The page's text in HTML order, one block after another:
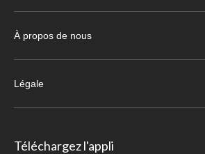
À propos de nous
Légale
Téléchargez l'appli